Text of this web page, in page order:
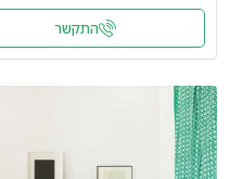
התקשר